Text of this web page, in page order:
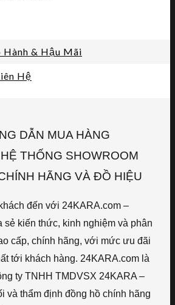
Hành & Hậu Mãi
Hệ
DẪN MUA HÀNG
THỐNG SHOWROOM
HÃNG VÀ ĐỒ HIỆU
đến với 24KARA.com –
sẻ kiến thức, kinh nghiệm và phân
cấp, chính hãng, với mức ưu đãi
tới khách hàng. 24KARA.com là
ty TNHH TMDVSX 24KARA –
và thẩm định đồng hồ chính hãng